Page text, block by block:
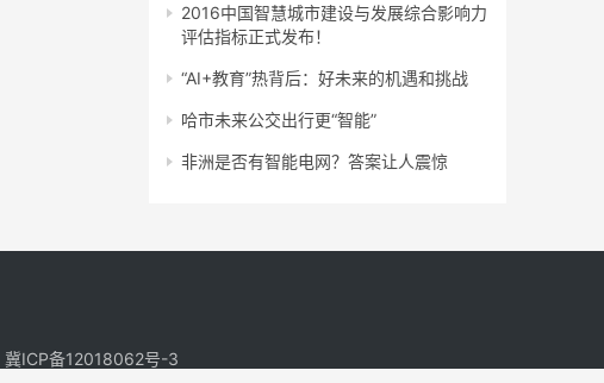
2016中国智慧城市建设与发展综合影响力
评估指标正式发布！
“AI+教育”热背后：好未来的机遇和挑战
哈市未来公交出行更“智能”
非洲是否有智能电网？答案让人震惊
冀ICP备12018062号-3